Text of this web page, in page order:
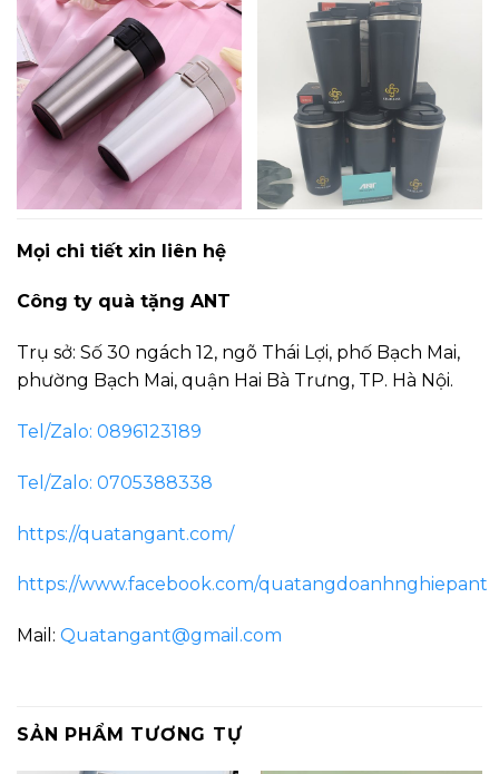
Mọi chi tiết xin liên hệ
Công ty quà tặng ANT
Trụ sở: Số 30 ngách 12, ngõ Thái Lợi, phố Bạch Mai,
phường Bạch Mai, quận Hai Bà Trưng, TP. Hà Nội.
Tel/Zalo: 0896123189
Tel/Zalo: 0705388338
https://quatangant.com/
https://www.facebook.com/quatangdoanhnghiepant
Mail: Quatangant@gmail.com
SẢN PHẨM TƯƠNG TỰ